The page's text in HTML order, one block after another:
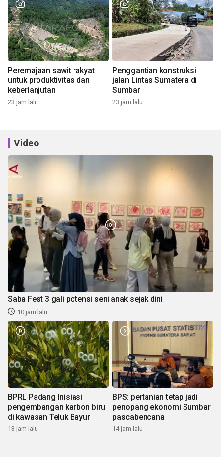
Peremajaan sawit rakyat
untuk produktivitas dan
keberlanjutan
23 jam lalu
Penggantian konstruksi
jalan Lintas Sumatera di
Sumbar
23 jam lalu
Video
Saba Fest 3 gali potensi seni anak sejak dini
10 jam lalu
BPRL Padang Inisiasi
pengembangan karbon biru
di kawasan Teluk Bayur
13 jam lalu
BPS: pertanian tetap jadi
penopang ekonomi Sumbar
pascabencana
14 jam lalu